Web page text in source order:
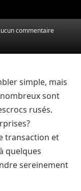
commentaire
simple, mais
sont
rusés.
transaction et
quelques
sereinement